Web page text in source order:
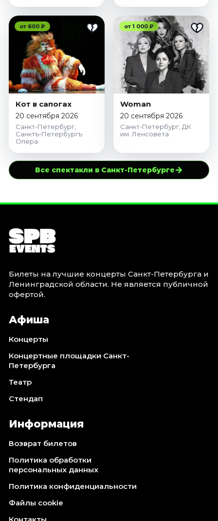
от 600 ₽
Кот в сапогах
20 сентября 2026
Санкт-Петербург,
Санктъ-Петербургъ
Опера
от 1 000 ₽
Woman
20 сентября 2026
Санкт-Петербург, ДК
им. Ленсовета
Все спектакли в Санкт-Петербурге→
Билеты на лучшие концерты Санкт-Петербурга и
Ленинградской области. Не является публичной
офертой.
Афиша
Концерты
Концертные площадки Санкт-
Петербурга
Театр
Стендап
Информация
Возврат билетов
Политика обработки
персональных данных
Политика конфиденциальности
Файлы cookie